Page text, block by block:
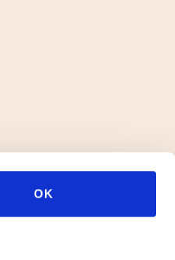
OK
håndtering av seksuelle
Habbestad